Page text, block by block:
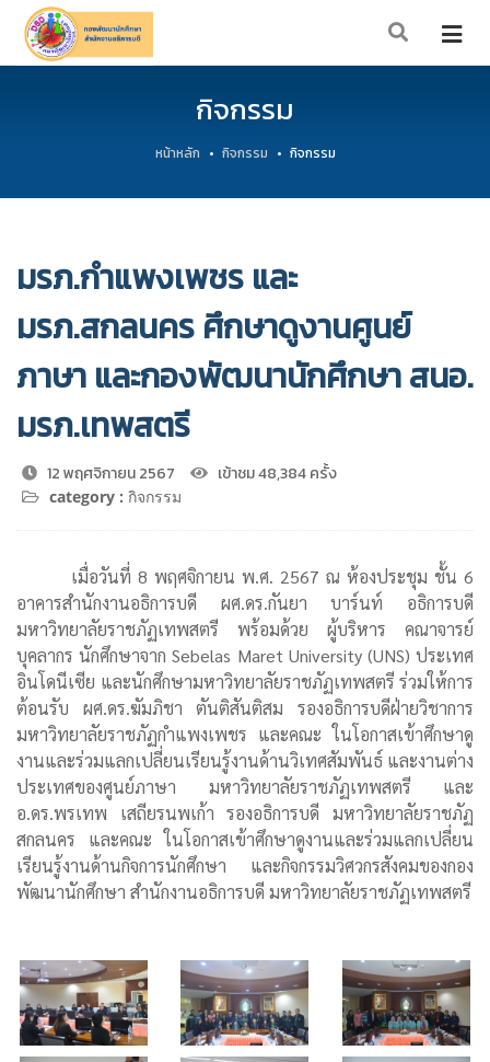
กิจกรรม
หน้าหลัก กิจกรรม กิจกรรม
มรภ.กำแพงเพชร และ
มรภ.สกลนคร ศึกษาดูงานศูนย์
ภาษา และกองพัฒนานักศึกษา สนอ.
มรภ.เทพสตรี
12 พฤศจิกายน 2567 เข้าชม 48,384 ครั้ง
category : กิจกรรม
เมื่อวันที่ 8 พฤศจิกายน พ.ศ. 2567 ณ ห้องประชุม ชั้น 6
อาคารสำนักงานอธิการบดี ผศ.ดร.กันยา บาร์นท์ อธิการบดี
มหาวิทยาลัยราชภัฏเทพสตรี พร้อมด้วย ผู้บริหาร คณาจารย์
บุคลากร นักศึกษาจาก Sebelas Maret University (UNS) ประเทศ
อินโดนีเซีย และนักศึกษามหาวิทยาลัยราชภัฏเทพสตรี ร่วมให้การ
ต้อนรับ ผศ.ดร.ฆัมภิชา ตันติสันติสม รองอธิการบดีฝ่ายวิชาการ
มหาวิทยาลัยราชภัฏกำแพงเพชร และคณะ ในโอกาสเข้าศึกษาดู
งานและร่วมแลกเปลี่ยนเรียนรู้งานด้านวิเทศสัมพันธ์ และงานต่าง
ประเทศของศูนย์ภาษา มหาวิทยาลัยราชภัฏเทพสตรี และ
อ.ดร.พรเทพ เสถียรนพเก้า รองอธิการบดี มหาวิทยาลัยราชภัฏ
สกลนคร และคณะ ในโอกาสเข้าศึกษาดูงานและร่วมแลกเปลี่ยน
เรียนรู้งานด้านกิจการนักศึกษา และกิจกรรมวิศวกรสังคมของกอง
พัฒนานักศึกษา สำนักงานอธิการบดี มหาวิทยาลัยราชภัฏเทพสตรี